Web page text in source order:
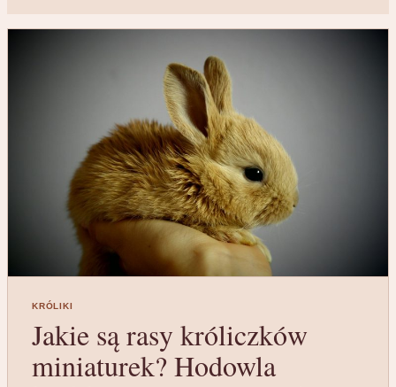
KRÓLIKI
Jakie są rasy króliczków
miniaturek? Hodowla